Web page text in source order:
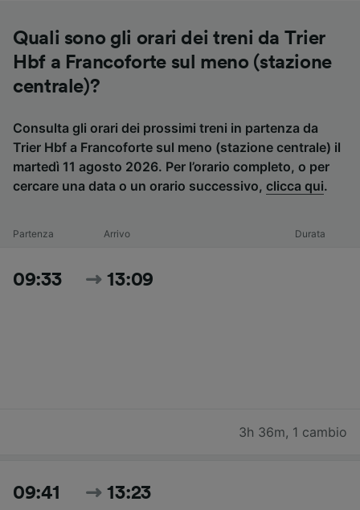
Quali sono gli orari dei treni da Trier
Hbf a Francoforte sul meno (stazione
centrale)?
Consulta gli orari dei prossimi treni in partenza da
Trier Hbf a Francoforte sul meno (stazione centrale) il
martedì 11 agosto 2026. Per l’orario completo, o per
cercare una data o un orario successivo, clicca qui.
Partenza Arrivo Durata
09:33 13:09
3h 36m, 1 cambio
09:41 13:23